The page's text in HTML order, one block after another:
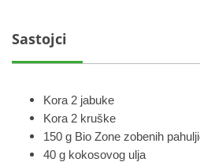
Sastojci
Kora 2 jabuke
Kora 2 kruške
150 g Bio Zone zobenih
40 g kokosovog ulja